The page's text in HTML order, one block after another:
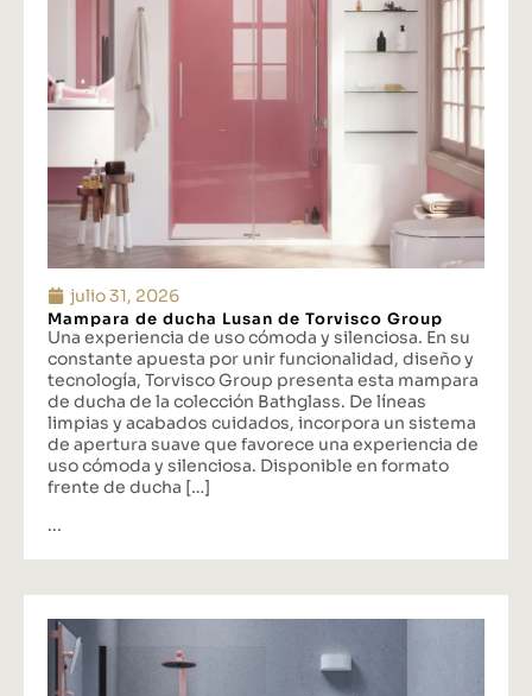
julio 31, 2026
Mampara de ducha Lusan de Torvisco Group
Una experiencia de uso cómoda y silenciosa. En su
constante apuesta por unir funcionalidad, diseño y
tecnología, Torvisco Group presenta esta mampara
de ducha de la colección Bathglass. De líneas
limpias y acabados cuidados, incorpora un sistema
de apertura suave que favorece una experiencia de
uso cómoda y silenciosa. Disponible en formato
frente de ducha […]
...